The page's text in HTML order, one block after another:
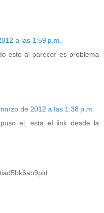
a las 1:59 p.m.
esto al parecer es problema
de 2012 a las 1:38 p.m.
el, esta el link desde la